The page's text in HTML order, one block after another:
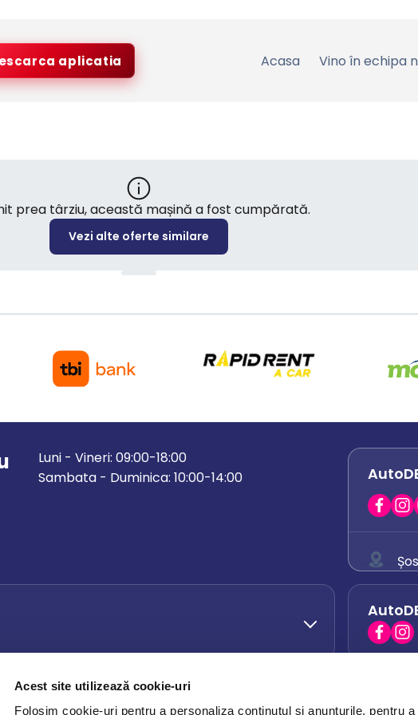
Acest site utilizează cookie-uri
Folosim cookie-uri pentru a personaliza conținutul și anunțurile, pentru
aplicatia Acasa Vino în echipa
prea târziu, această mașină a fost cumpărată.
Vezi alte oferte similare
Luni - Vineri: 09:00-18:00
Sambata - Duminica: 10:00-14:00